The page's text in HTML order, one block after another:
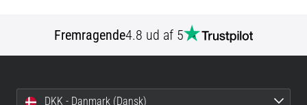
Fremragende4.8 ud af 5
DKK - Danmark (Dansk)